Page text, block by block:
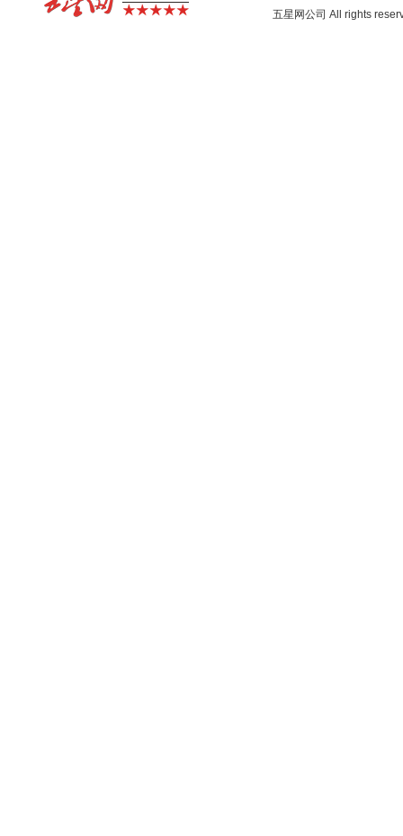
五星网公司 All rights